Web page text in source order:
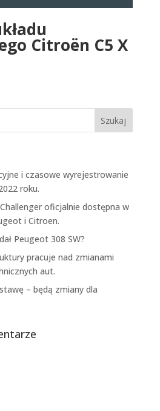
Citroën C5 X
i czasowe wyrejestrowanie
roku.
oficjalnie dostępna w
i Citroen.
Peugeot 308 SW?
pracuje nad zmianami
aut.
– będą zmiany dla